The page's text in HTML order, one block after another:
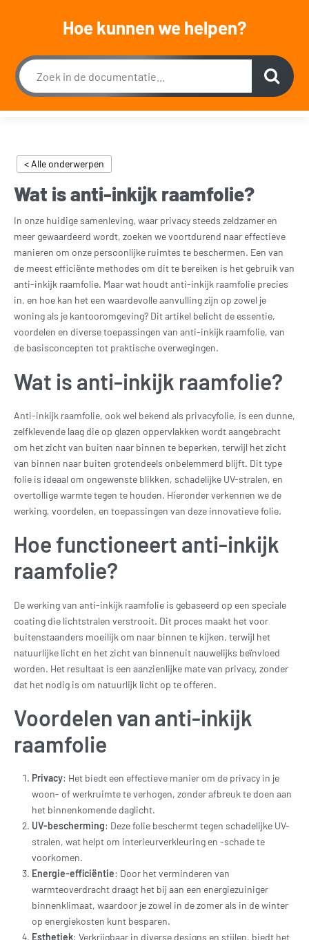
Dagelijks bereikbaar op werkdagen tussen 09:00 en 18:00 en zaterdag tussen 11:30 en
18:00 op 015 2001 185
0
Hoe kunnen we helpen?
< Alle onderwerpen
Wat is anti-inkijk raamfolie?
In onze huidige samenleving, waar privacy steeds zeldzamer en
meer gewaardeerd wordt, zoeken we voortdurend naar effectieve
manieren om onze persoonlijke ruimtes te beschermen. Een van
de meest efficiënte methodes om dit te bereiken is het gebruik van
anti-inkijk raamfolie. Maar wat houdt anti-inkijk raamfolie precies
in, en hoe kan het een waardevolle aanvulling zijn op zowel je
woning als je kantooromgeving? Dit artikel belicht de essentie,
voordelen en diverse toepassingen van anti-inkijk raamfolie, van
de basisconcepten tot praktische overwegingen.
Wat is anti-inkijk raamfolie?
Anti-inkijk raamfolie, ook wel bekend als privacyfolie, is een dunne,
zelfklevende laag die op glazen oppervlakken wordt aangebracht
om het zicht van buiten naar binnen te beperken, terwijl het zicht
van binnen naar buiten grotendeels onbelemmerd blijft. Dit type
folie is ideaal om ongewenste blikken, schadelijke UV-stralen, en
overtollige warmte tegen te houden. Hieronder verkennen we de
werking, voordelen, en toepassingen van deze innovatieve folie.
Hoe functioneert anti-inkijk
raamfolie?
De werking van anti-inkijk raamfolie is gebaseerd op een speciale
coating die lichtstralen verstrooit. Dit proces maakt het voor
buitenstaanders moeilijk om naar binnen te kijken, terwijl het
natuurlijke licht en het zicht van binnenuit nauwelijks beïnvloed
worden. Het resultaat is een aanzienlijke mate van privacy, zonder
dat het nodig is om natuurlijk licht op te offeren.
Voordelen van anti-inkijk
raamfolie
Privacy: Het biedt een effectieve manier om de privacy in je
woon- of werkruimte te verhogen, zonder afbreuk te doen aan
het binnenkomende daglicht.
UV-bescherming: Deze folie beschermt tegen schadelijke UV-
stralen, wat helpt om interieurverkleuring en -schade te
voorkomen.
Energie-efficiëntie: Door het verminderen van
warmteoverdracht draagt het bij aan een energiezuiniger
binnenklimaat, waardoor je zowel in de zomer als in de winter
op energiekosten kunt besparen.
Esthetiek: Verkrijgbaar in diverse designs en stijlen, biedt het